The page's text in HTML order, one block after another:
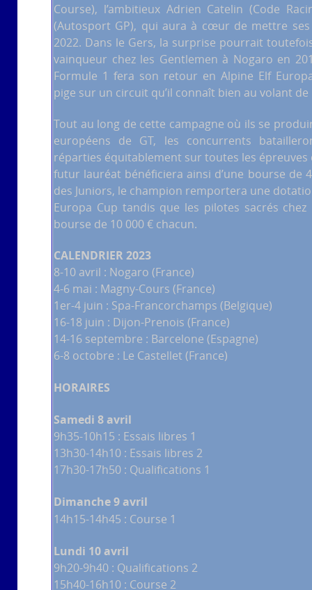
Course), l’ambitieux Adrien Catelin (Code
(Autosport GP), qui aura à cœur de mettre
2022. Dans le Gers, la surprise pourrait
vainqueur chez les Gentlemen à Nogaro en
Formule 1 fera son retour en Alpine Elf
pige sur un circuit qu’il connaît bien au volant de
Tout au long de cette campagne où ils se
européens de GT, les concurrents
réparties équitablement sur toutes les
futur lauréat bénéficiera ainsi d’une bourse de
des Juniors, le champion remportera une
Europa Cup tandis que les pilotes sacrés
bourse de 10 000 € chacun.
CALENDRIER 2023
8-10 avril : Nogaro (France)
4-6 mai : Magny-Cours (France)
1er-4 juin : Spa-Francorchamps (Belgique)
16-18 juin : Dijon-Prenois (France)
14-16 septembre : Barcelone (Espagne)
6-8 octobre : Le Castellet (France)
HORAIRES
Samedi 8 avril
9h35-10h15 : Essais libres 1
13h30-14h10 : Essais libres 2
17h30-17h50 : Qualifications 1
Dimanche 9 avril
14h15-14h45 : Course 1
Lundi 10 avril
9h20-9h40 : Qualifications 2
15h40-16h10 : Course 2